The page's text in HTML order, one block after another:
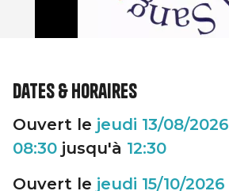
Dates & horaires
Ouvert le jeudi 13/08/2026
08:30 jusqu'à 12:30
Ouvert le jeudi 15/10/2026